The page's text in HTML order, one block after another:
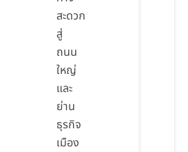
สะดวก
สู่
ถนน
ใหญ่
และ
ย่าน
ธุรกิจ
เมือง